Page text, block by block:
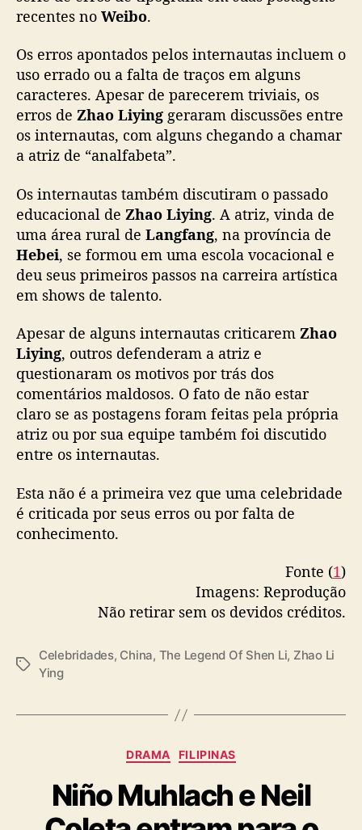
o
t
i
a
ç
ã
o
i
n
g
é
h
a
d
a
d
e
l
f
a
b
e
t
r
i
r
n
t
recentes no Weibo.
Os erros apontados pelos internautas incluem o
uso errado ou a falta de traços em alguns
caracteres. Apesar de parecerem triviais, os
erros de Zhao Liying geraram discussões entre
os internautas, com alguns chegando a chamar
a atriz de “analfabeta”.
Os internautas também discutiram o passado
educacional de Zhao Liying. A atriz, vinda de
uma área rural de Langfang, na província de
Hebei, se formou em uma escola vocacional e
deu seus primeiros passos na carreira artística
em shows de talento.
Apesar de alguns internautas criticarem Zhao
Liying, outros defenderam a atriz e
questionaram os motivos por trás dos
comentários maldosos. O fato de não estar
claro se as postagens foram feitas pela própria
atriz ou por sua equipe também foi discutido
entre os internautas.
Esta não é a primeira vez que uma celebridade
é criticada por seus erros ou por falta de
conhecimento.
Fonte (1)
Imagens: Reprodução
Não retirar sem os devidos créditos.
T
s
Celebridades, China, The Legend Of Shen Li, Zhao Li
Ying
C
t
e
g
DRAMA FILIPINAS
Niño Muhlach e Neil